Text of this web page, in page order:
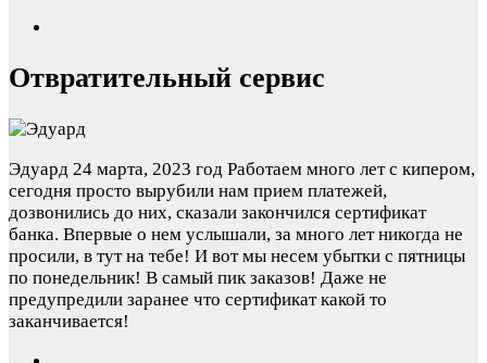
Отвратительный сервис
Эдуард 24 марта, 2023 год Работаем много лет с кипером,
сегодня просто вырубили нам прием платежей,
дозвонились до них, сказали закончился сертификат
банка. Впервые о нем услышали, за много лет никогда не
просили, в тут на тебе! И вот мы несем убытки с пятницы
по понедельник! В самый пик заказов! Даже не
предупредили заранее что сертификат какой то
заканчивается!